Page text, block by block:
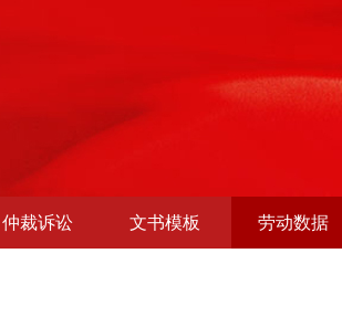
仲裁诉讼 文书模板 劳动数据